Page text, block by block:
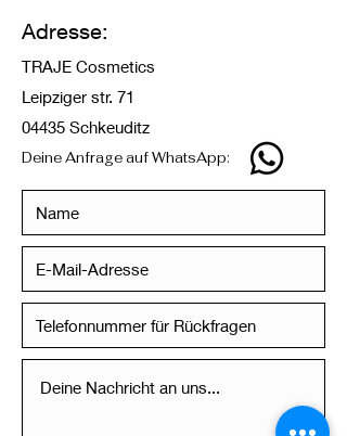
Adresse:
TRAJE Cosmetics
Leipziger str. 71
04435 Schkeuditz
Deine Anfrage auf WhatsApp: